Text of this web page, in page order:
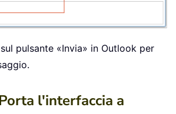
pulsante «Invia» in Outlook per
l'interfaccia a